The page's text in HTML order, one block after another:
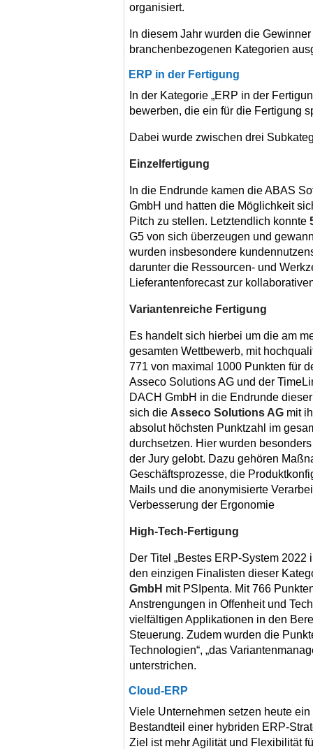
organisiert.
In diesem Jahr wurden die
branchenbezogenen Kategorien
ERP in der Fertigung
In der Kategorie „ERP in der
bewerben, die ein für die Fertigung
Dabei wurde zwischen drei
Einzelfertigung
In die Endrunde kamen die ABAS
GmbH und hatten die Möglichkeit
Pitch zu stellen. Letztendlich konnte
G5 von sich überzeugen und
wurden insbesondere
darunter die Ressourcen- und
Lieferantenforecast zur
Variantenreiche Fertigung
Es handelt sich hierbei um die am
gesamten Wettbewerb, mit
771 von maximal 1000 Punkten für
Asseco Solutions AG und der
DACH GmbH in die Endrunde
sich die Asseco Solutions AG mit
absolut höchsten Punktzahl im
durchsetzen. Hier wurden
der Jury gelobt. Dazu gehören
Geschäftsprozesse, die
Mails und die anonymisierte
Verbesserung der Ergonomie
High-Tech-Fertigung
Der Titel „Bestes ERP-System
den einzigen Finalisten dieser
GmbH mit PSIpenta. Mit 766
Anstrengungen in Offenheit und
vielfältigen Applikationen in den
Steuerung. Zudem wurden die
Technologien“, „das
unterstrichen.
Cloud-ERP
Viele Unternehmen setzen heute
Bestandteil einer hybriden ERP-
Ziel ist mehr Agilität und Flexibilität